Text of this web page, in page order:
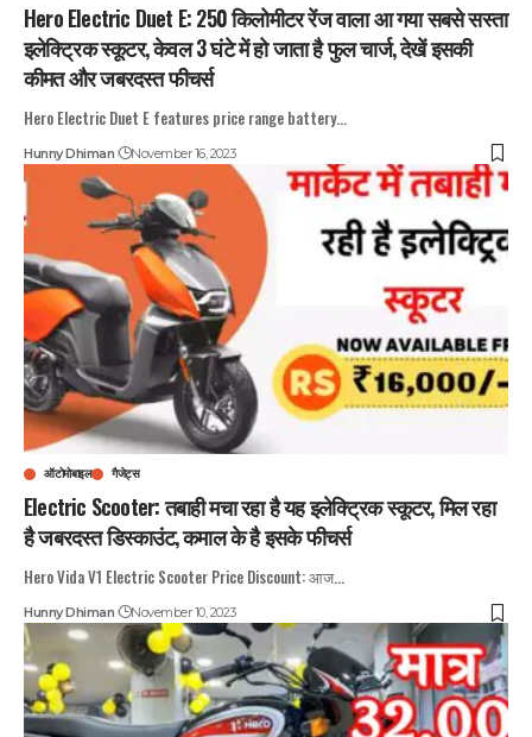
Hero Electric Duet E: 250 किलोमीटर रेंज वाला आ गया सबसे सस्ता
इलेक्ट्रिक स्कूटर, केवल 3 घंटे में हो जाता है फुल चार्ज, देखें इसकी
कीमत और जबरदस्त फीचर्स
Hero Electric Duet E features price range battery…
Hunny Dhiman November 16, 2023
ऑटोमोबाइल गैजेट्स
Electric Scooter: तबाही मचा रहा है यह इलेक्ट्रिक स्कूटर, मिल रहा
है जबरदस्त डिस्काउंट, कमाल के है इसके फीचर्स
Hero Vida V1 Electric Scooter Price Discount: आज…
Hunny Dhiman November 10, 2023